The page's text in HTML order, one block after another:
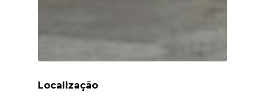
Localização